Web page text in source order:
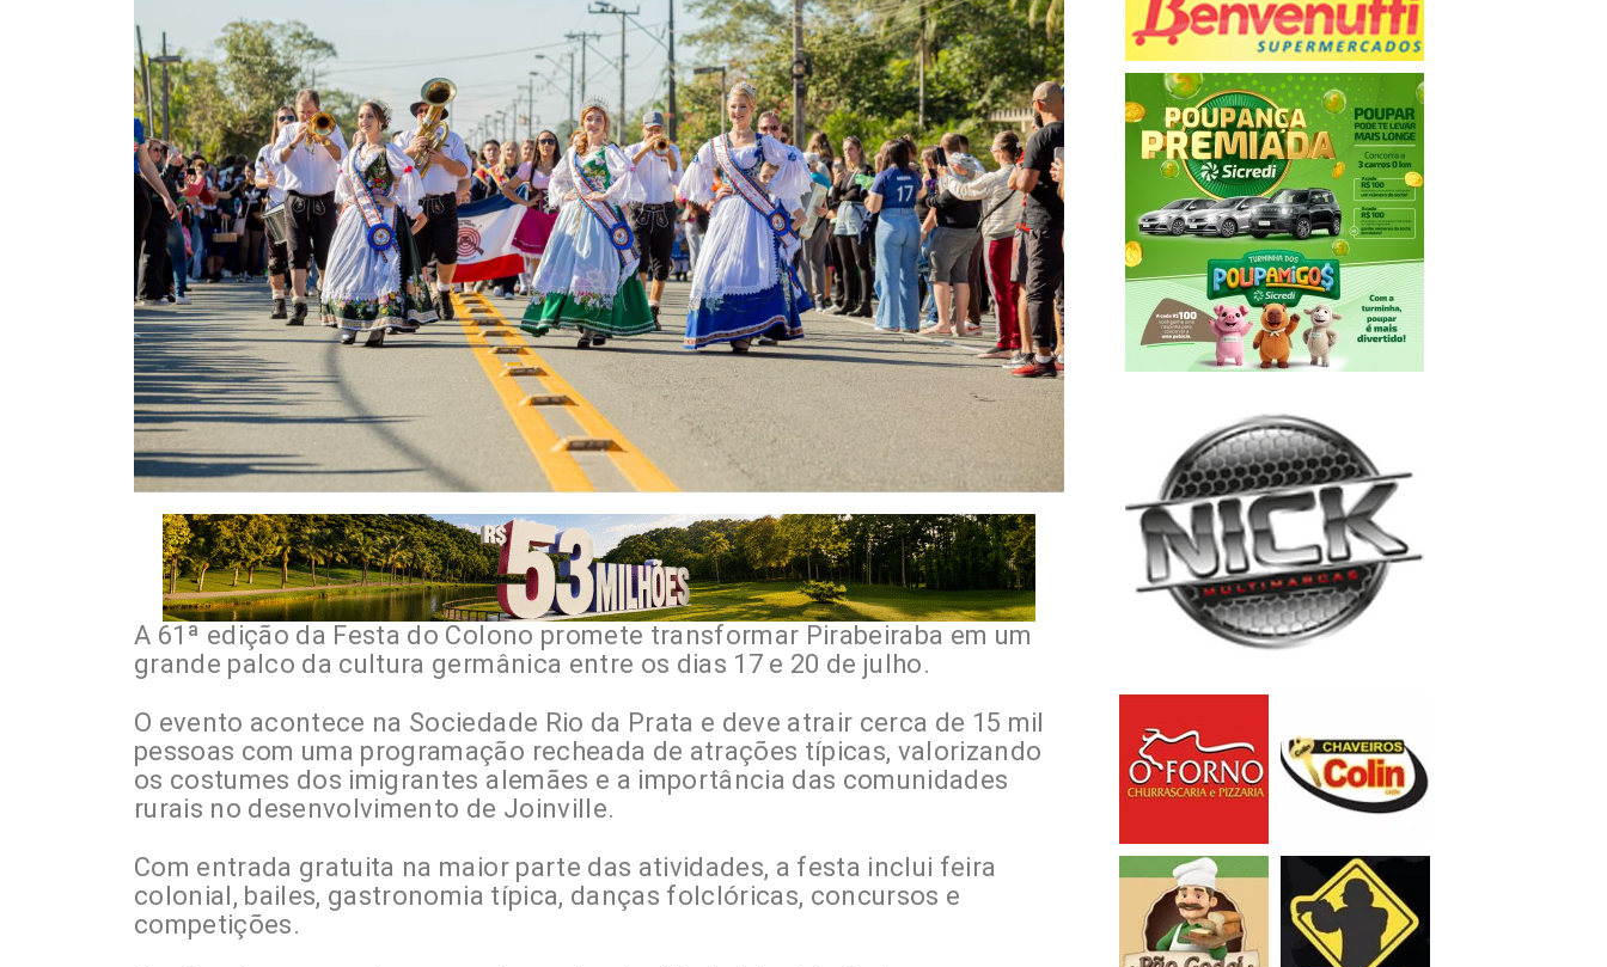
A 61ª edição da Festa do Colono promete transformar Pirabeiraba em um
grande palco da cultura germânica entre os dias 17 e 20 de julho.
O evento acontece na Sociedade Rio da Prata e deve atrair cerca de 15 mil
pessoas com uma programação recheada de atrações típicas, valorizando
os costumes dos imigrantes alemães e a importância das comunidades
rurais no desenvolvimento de Joinville.
Com entrada gratuita na maior parte das atividades, a festa inclui feira
colonial, bailes, gastronomia típica, danças folclóricas, concursos e
competições.